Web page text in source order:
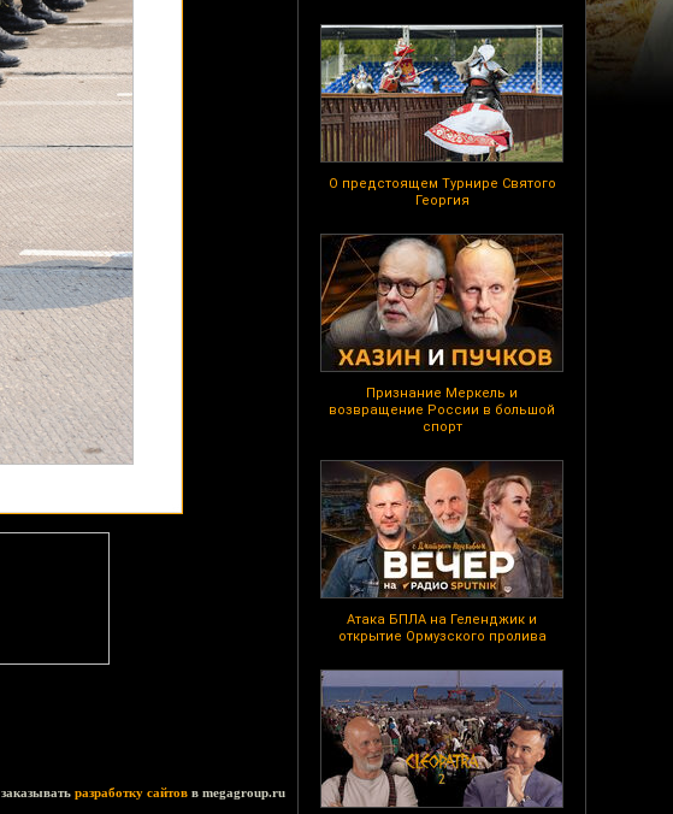
О предстоящем Турнире Святого
Георгия
Признание Меркель и
возвращение России в большой
спорт
Атака БПЛА на Геленджик и
открытие Ормузского пролива
заказывать разработку сайтов в megagroup.ru